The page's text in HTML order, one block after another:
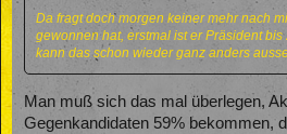
Da fragt doch morgen keiner mehr nach
gewonnen hat, erstmal ist er Präsident
kann das schon wieder ganz anders
Man muß sich das mal überlegen,
Gegenkandidaten 59% bekommen,